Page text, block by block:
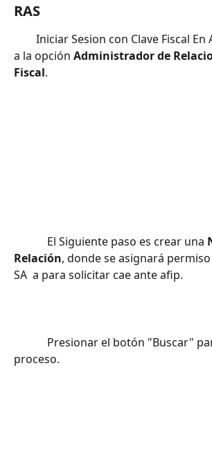
RAS
a la opción Administrador de
Fiscal.
			El Siguiente paso es crear una
Relación, donde se asignará permiso
proceso.